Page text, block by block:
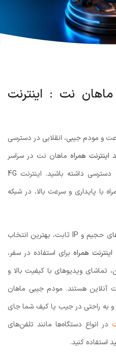
ماهان نت : اینترنت
و مودم جیبی، انقلابی در دسترسی
اینترنت همراه ماهان نت در سراسر
داشته باشید.
اینترنت 4G
با پایداری و سرعت بالا، در شبکه
این سرویس با امکان ارائه در بسته‌های حجیم و IP ثابت، بهترین انتخاب
اینترنت همراهبرای استفاده در سفر،
تماشای ویدیوهای با کیفیت بالا و
آنلاین هستند. مودم جیبی ماهان
راحتی در جیب یا کیف شما جای
در انواع دستگاه‌ها مانند تلفن‌های
استفاده کنید.